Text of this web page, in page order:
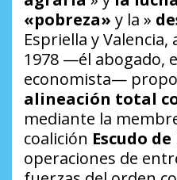
«pobreza» y la »
Espriella y
1978 —él abogado,
economista—
alineación total
mediante la
coalición Escudo
operaciones de